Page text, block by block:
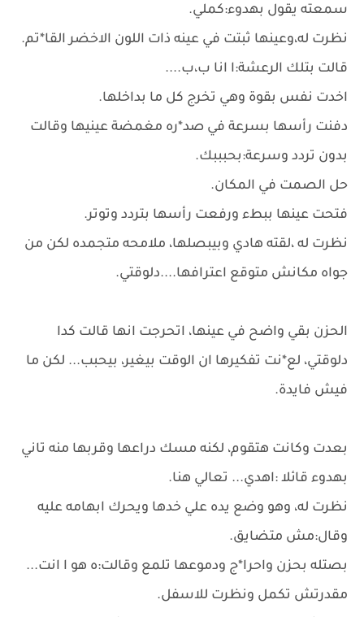
سمعته يقول بهدوء:كملي.
نظرت له،وعينها ثبتت في عينه ذات اللون الاخضر القا*تم.
قالت بتلك الرعشة:ا انا ب،ب....
اخدت نفس بقوة وهي تخرج كل ما بداخلها.
دفنت رأسها بسرعة في صد*ره مغمضة عينيها وقالت
بدون تردد وسرعة:بحبببك.
حل الصمت في المكان.
فتحت عينها ببطء ورفعت رأسها بتردد وتوتر.
نظرت له ،لقته هادي وبيبصلها، ملامحه متجمده لكن من
جواه مكانش متوقع اعترافها....دلوقتي.
الحزن بقي واضح في عينها، اتحرجت انها قالت كدا
دلوقتي، لع*نت تفكيرها ان الوقت بيغير، بيحبب... لكن ما
فيش فايدة.
بعدت وكانت هتقوم، لكنه مسك دراعها وقربها منه تاني
بهدوء قائلا :اهدي... تعالي هنا.
نظرت له، وهو وضع يده علي خدها ويحرك ابهامه عليه
وقال:مش متضايق.
بصتله بحزن واحرا*ج ودموعها تلمع وقالت:ه هو ا انت...
مقدرتش تكمل ونظرت للاسفل.